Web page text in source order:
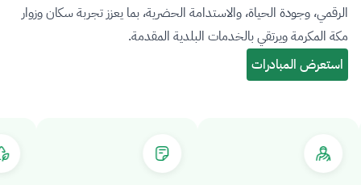
الرقمي، وجودة الحياة، والاستدامة الحضرية، بما يعزز تجربة سكان وزوار
مكة المكرمة ويرتقي بالخدمات البلدية المقدمة.